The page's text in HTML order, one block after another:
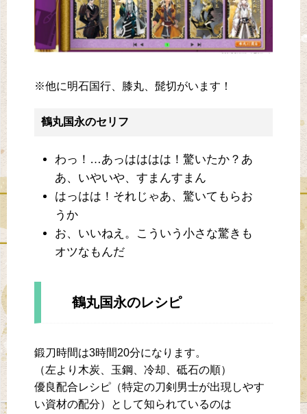
※他に明石国行、膝丸、髭切がいます！
鶴丸国永のセリフ
わっ！…あっはははは！驚いたか？あ
あ、いやいや、すまんすまん
はっはは！それじゃあ、驚いてもらお
うか
お、いいねえ。こういう小さな驚きも
オツなもんだ
鶴丸国永のレシピ
鍛刀時間は3時間20分になります。
（左より木炭、玉鋼、冷却、砥石の順）
優良配合レシピ（特定の刀剣男士が出現しやす
い資材の配分）として知られているのは